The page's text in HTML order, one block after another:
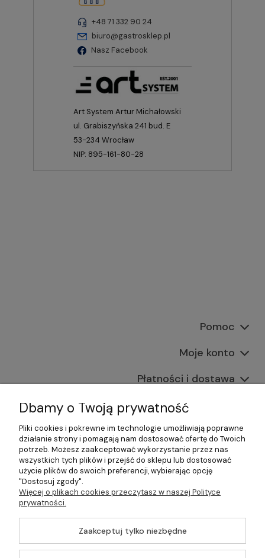
+48 71 332 90 24
biuro@gastrosklep.pl
Nasz Facebook
Art System Artur Michałowski
ul. Grabiszyńska 241 bud. E
53-234 Wrocław
NIP: 895-161-80-28
Pomoc
Moje konto
Płatności i dostawa
Informacje
O nas
©2026 Wszelkie Prawa Zastrzeżone | Gastrosklep |
Wyposażenie gastronomii, restauracji oraz barów
Szablon Master byEcommercy
Dbamy o Twoją prywatność
Pliki cookies i pokrewne im technologie umożliwiają poprawne
działanie strony i pomagają nam dostosować ofertę do Twoich
potrzeb. Możesz zaakceptować wykorzystanie przez nas
wszystkich tych plików i przejść do sklepu lub dostosować
użycie plików do swoich preferencji, wybierając opcję
"Dostosuj zgody".
Więcej o plikach cookies przeczytasz w naszej Polityce
prywatności.
Zaakceptuj tylko niezbędne